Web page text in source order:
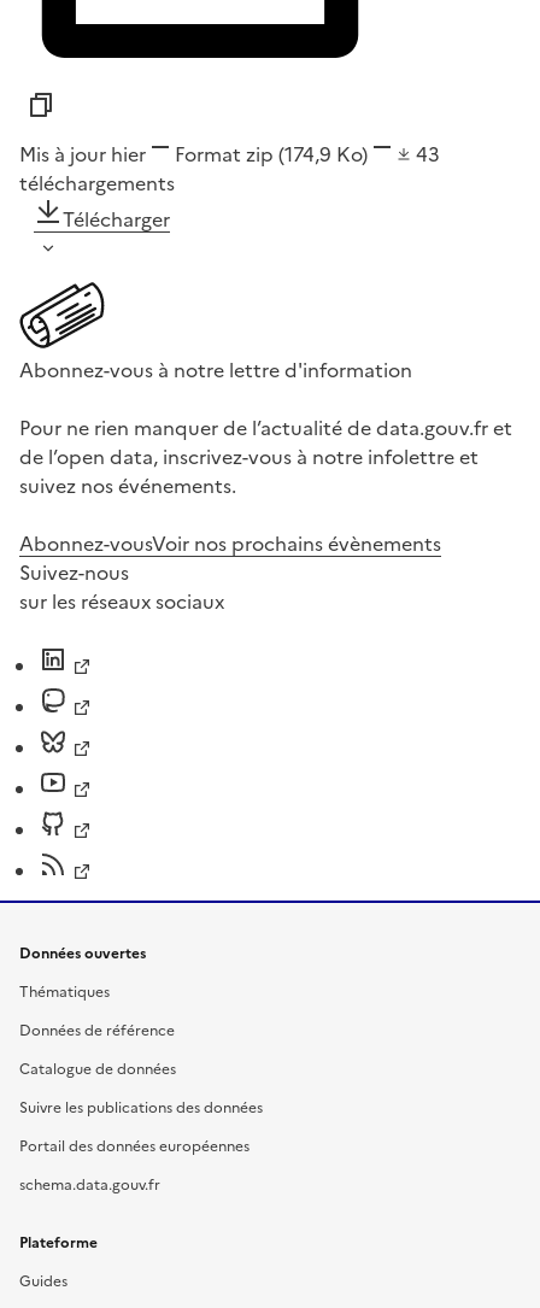
Mis à jour hier Format zip (174,9 Ko)
43
téléchargements
Télécharger
Abonnez-vous à notre lettre d'information
Pour ne rien manquer de l’actualité de data.gouv.fr et
de l’open data, inscrivez-vous à notre infolettre et
suivez nos événements.
Abonnez-vousVoir nos prochains évènements
Suivez-nous
sur les réseaux sociaux
Données ouvertes
Thématiques
Données de référence
Catalogue de données
Suivre les publications des données
Portail des données européennes
schema.data.gouv.fr
Plateforme
Guides